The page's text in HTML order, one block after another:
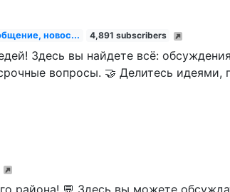
новос... 4,891 subscribers
Здесь вы найдете всё:
вопросы. 🤝 Делитесь идеями,
района! 💬 Здесь вы можете